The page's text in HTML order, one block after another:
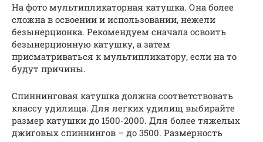
На фото мультипликаторная катушка. Она более
сложна в освоении и использовании, нежели
безынерционка. Рекомендуем сначала освоить
безынерционную катушку, а затем
присматриваться к мультипликатору, если на то
будут причины.
Спиннинговая катушка должна соответствовать
классу удилища. Для легких удилищ выбирайте
размер катушки до 1500-2000. Для более тяжелых
джиговых спиннингов – до 3500. Размерность